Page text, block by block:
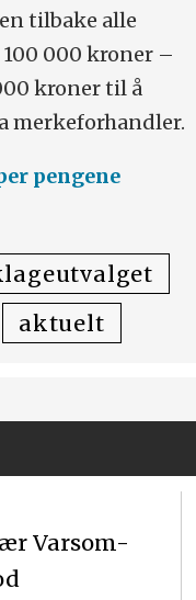
tilbake alle
000 kroner –
kroner til å
merkeforhandler.
pengene
aktuelt
Varsom-